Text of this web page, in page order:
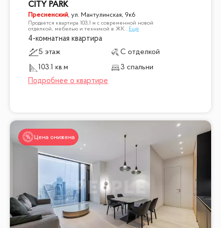
CITY PARK
Пресненский,ул. Мантулинская, 9к6
Продается квартира 103,1 м с современной новой
отделкой, мебелью и техникой в ЖК... Ещё
4-комнатная квартира
5 этаж
С отделкой
103.1 кв.м
3 спальни
Цена снижена